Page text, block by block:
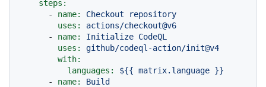
steps:
-
name: Checkout
repository
uses:
actions/checkout@v6
-
name: Initialize CodeQL
uses:
github/codeql-action/init@v4
with:
languages:
${{ matrix.language }}
-
name:
Build